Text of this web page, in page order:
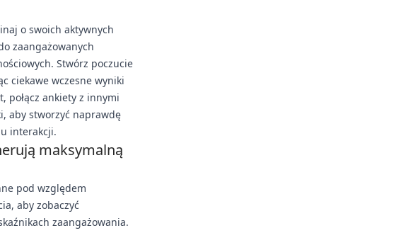
o swoich aktywnych
zaangażowanych
Stwórz poczucie
ciekawe wczesne wyniki
połącz ankiety z innymi
aby stworzyć naprawdę
interakcji.
maksymalną
pod względem
aby zobaczyć
zaangażowania.